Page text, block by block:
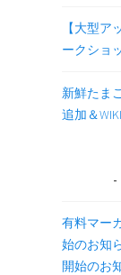
【大型
ークショ
新鮮たま
追加＆
有料マー
始のお知
開始のお